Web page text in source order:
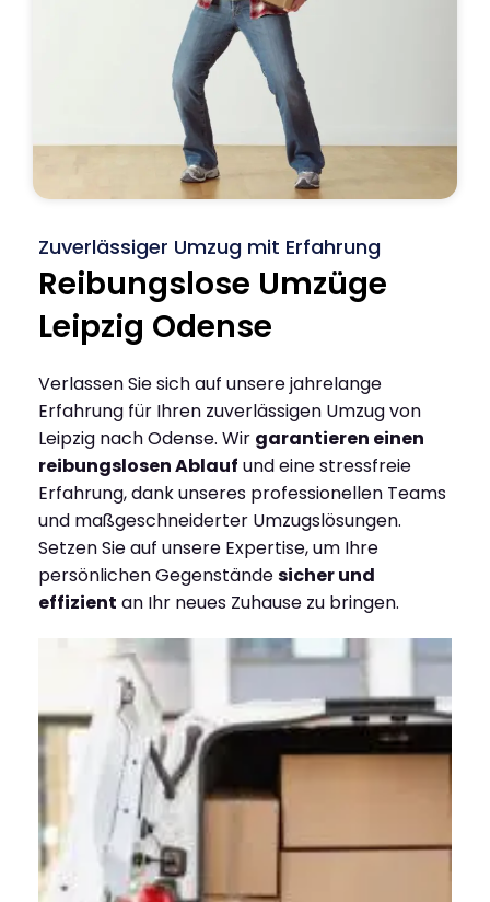
Zuverlässiger Umzug mit Erfahrung
Reibungslose Umzüge
Leipzig Odense
Verlassen Sie sich auf unsere jahrelange
Erfahrung für Ihren zuverlässigen Umzug von
Leipzig nach Odense. Wir garantieren einen
reibungslosen Ablauf und eine stressfreie
Erfahrung, dank unseres professionellen Teams
und maßgeschneiderter Umzugslösungen.
Setzen Sie auf unsere Expertise, um Ihre
persönlichen Gegenständesicher und
effizient an Ihr neues Zuhause zu bringen.